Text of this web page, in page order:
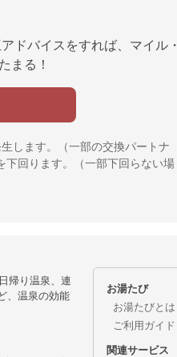
ドバイスをすれば、マイル・
まる！
します。（一部の交換パートナ
下回ります。（一部下回らない場
帰り温泉、連
、温泉の効能
お湯たび
お湯たびとは
ご利用ガイド
関連サービス